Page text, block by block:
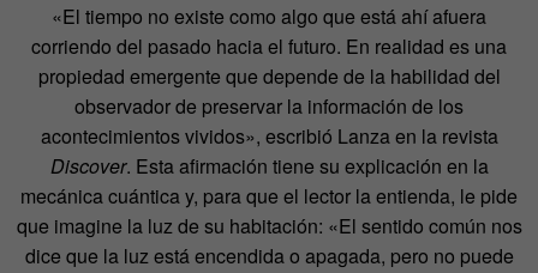
«El tiempo no existe como algo que está ahí afuera
corriendo del pasado hacia el futuro. En realidad es una
propiedad emergente que depende de la habilidad del
observador de preservar la información de los
acontecimientos vividos», escribió Lanza en la revista
Discover. Esta afirmación tiene su explicación en la
mecánica cuántica y, para que el lector la entienda, le pide
que imagine la luz de su habitación: «El sentido común nos
dice que la luz está encendida o apagada, pero no puede